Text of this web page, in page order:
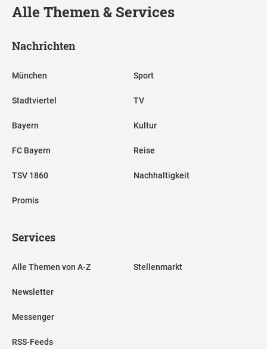
Alle Themen & Services
Nachrichten
München
Stadtviertel
Bayern
FC Bayern
TSV 1860
Promis
Sport
TV
Kultur
Reise
Nachhaltigkeit
Services
Alle Themen von A-Z
Newsletter
Messenger
RSS-Feeds
Stellenmarkt